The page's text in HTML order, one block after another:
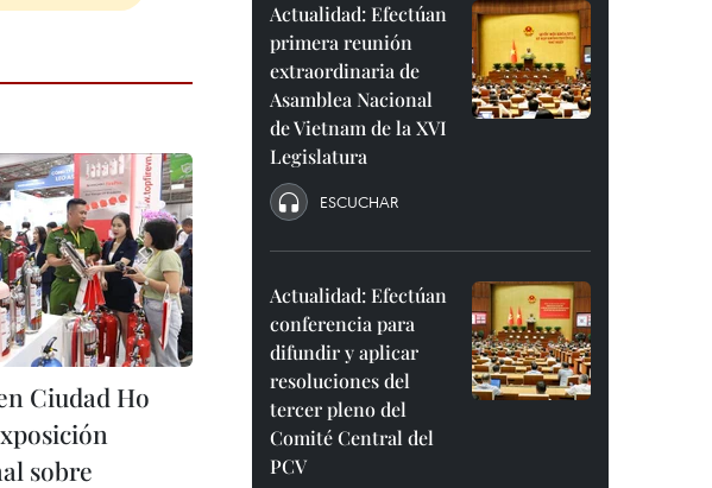
Ciudad Ho
sobre
Actualidad: Efectúan
primera reunión
extraordinaria de
Asamblea Nacional
de Vietnam de la XVI
Legislatura
ESCUCHAR
Actualidad: Efectúan
conferencia para
difundir y aplicar
resoluciones del
tercer pleno del
Comité Central del
PCV